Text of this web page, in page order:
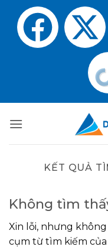
KẾT QUẢ
Không tìm
Xin lỗi, nhưng
cụm từ tìm kiếm của